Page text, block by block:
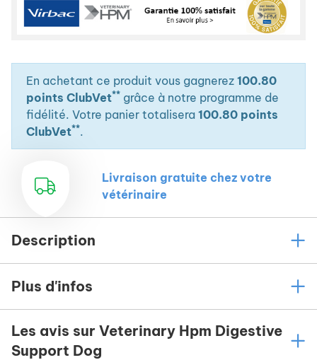
En achetant ce produit vous gagnerez 100.80
points ClubVet** grâce à notre programme de
fidélité. Votre panier totalisera 100.80 points
ClubVet**.
Livraison gratuite chez votre
vétérinaire
Description
Plus d'infos
Les avis sur Veterinary Hpm Digestive
Support Dog